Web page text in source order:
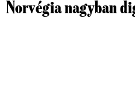
Norvégia nagyban